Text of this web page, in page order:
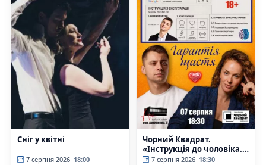
Сніг у квітні
7 серпня 2026 18:00
Чорний Квадрат.
«Інструкція до чоловіка.
Гарантія щастя»
7 серпня 2026 18:30